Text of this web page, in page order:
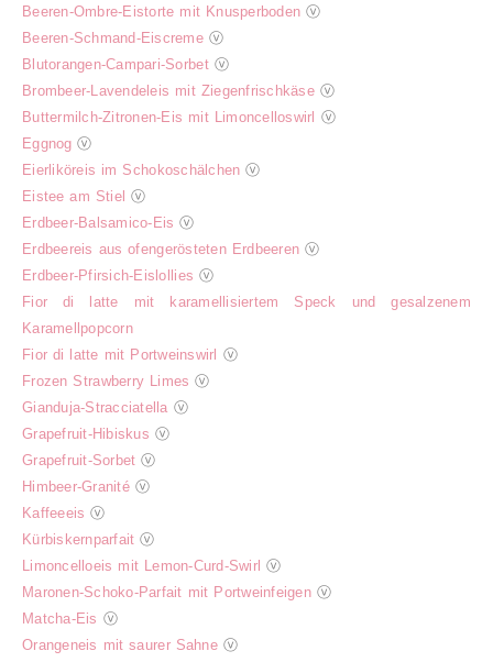
Beeren-Ombre-Eistorte mit Knusperboden ⓥ
Beeren-Schmand-Eiscreme ⓥ
Blutorangen-Campari-Sorbet ⓥ
Brombeer-Lavendeleis mit Ziegenfrischkäse ⓥ
Buttermilch-Zitronen-Eis mit Limoncelloswirl ⓥ
Eggnog ⓥ
Eierliköreis im Schokoschälchen ⓥ
Eistee am Stiel ⓥ
Erdbeer-Balsamico-Eis ⓥ
Erdbeereis aus ofengerösteten Erdbeeren ⓥ
Erdbeer-Pfirsich-Eislollies ⓥ
Fior di latte mit karamellisiertem Speck und gesalzenem
Karamellpopcorn
Fior di latte mit Portweinswirl ⓥ
Frozen Strawberry Limes ⓥ
Gianduja-Stracciatella ⓥ
Grapefruit-Hibiskus ⓥ
Grapefruit-Sorbet ⓥ
Himbeer-Granité ⓥ
Kaffeeeis ⓥ
Kürbiskernparfait ⓥ
Limoncelloeis mit Lemon-Curd-Swirl ⓥ
Maronen-Schoko-Parfait mit Portweinfeigen ⓥ
Matcha-Eis ⓥ
Orangeneis mit saurer Sahne ⓥ